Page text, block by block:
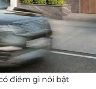
điểm gì nổi bật